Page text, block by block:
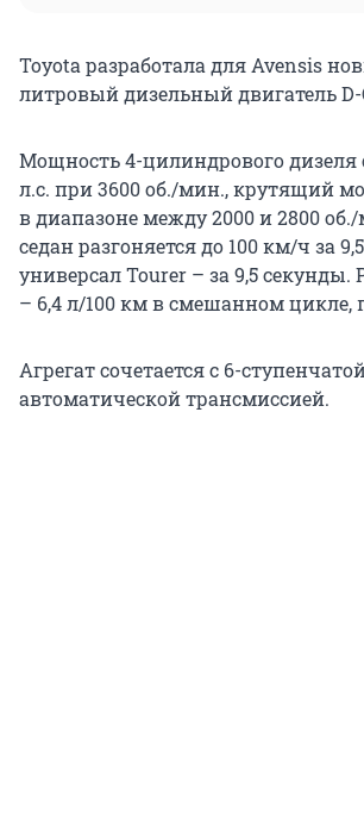
Toyota разработала для Avensis
литровый дизельный двигатель D-
Мощность 4-цилиндрового дизеля
л.с. при 3600 об./мин., крутящий
в диапазоне между 2000 и 2800
седан разгоняется до 100 км/ч за
универсал Tourer – за 9,5 секунды.
– 6,4 л/100 км в смешанном цикле,
Агрегат сочетается с 6-
автоматической трансмиссией.